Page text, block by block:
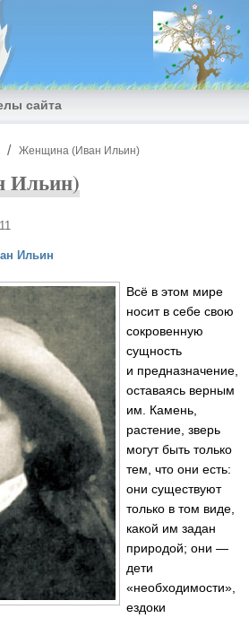
сайта
Женщина (Иван Ильин)
Ильин)
Ильин
Всё в этом мире
носит в себе свою
сокровенную
сущность
и предназначение,
оставаясь верным
им. Камень,
растение, зверь
могут быть только
тем, что они есть:
они существуют
только в том виде,
какой им задан
природой; они —
дети
«необходимости»,
ездоки